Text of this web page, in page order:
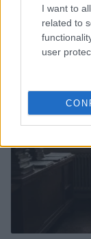
I want to
related to
user
rotazioni
Ilaria Mauri · 9 Ago
CAMPIONATI E